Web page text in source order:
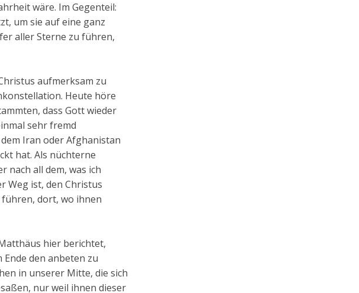
wäre. Im Gegenteil:
um sie auf eine ganz
aller Sterne zu führen,
aufmerksam zu
Heute höre
dass Gott wieder
sehr fremd
Iran oder Afghanistan
hat. Als nüchterne
nach all dem, was ich
Weg ist, den Christus
führen, dort, wo ihnen
hier berichtet,
den anbeten zu
in unserer Mitte, die sich
nur weil ihnen dieser